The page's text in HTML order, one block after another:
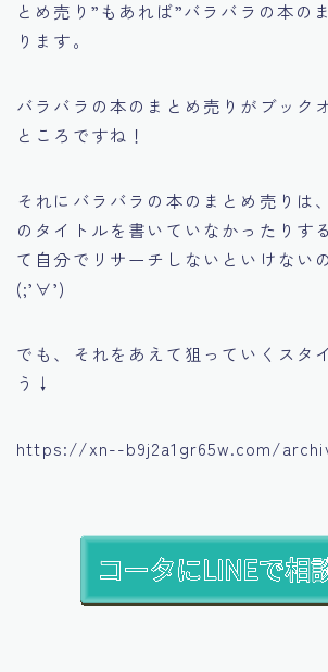
とめ売り”もあれば”バラバラの本の
ります。
バラバラの本のまとめ売りがブック
ところですね！
それにバラバラの本のまとめ売りは
のタイトルを書いていなかったりす
て自分でリサーチしないといけない
(;’∀’)
でも、それをあえて狙っていくスタ
う↓
https://xn--b9j2a1gr65w.com/